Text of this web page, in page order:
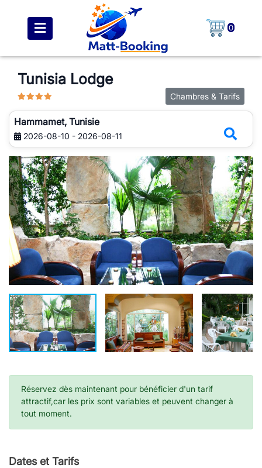
0
Tunisia Lodge
Chambres & Tarifs
Hammamet, Tunisie
2026-08-10 - 2026-08-11
Réservez dès maintenant pour bénéficier d'un tarif
attractif,car les prix sont variables et peuvent changer à
tout moment.
Dates et Tarifs